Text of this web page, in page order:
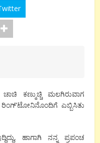
ಕಣ್ಮುಚ್ಚಿ ಮಲಗಿರುವಾಗ
ಎಬ್ಬಿಸಿತು
ಹಾಗಾಗಿ ನನ್ನ ಪ್ರಪಂಚ